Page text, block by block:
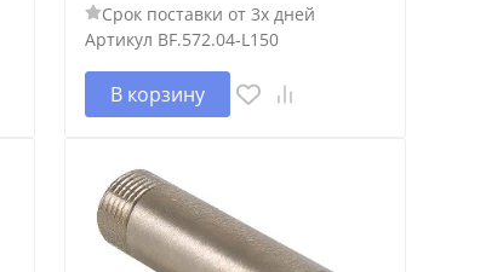
Срок поставки от 3х дней
Артикул BF.572.04-L150
В корзину